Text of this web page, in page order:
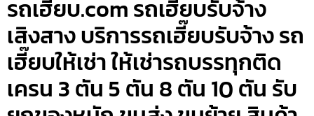
รถเฮี๊ยบ.com รถเฮี๊ยบรับจ้าง
เสิงสาง บริการรถเฮี๊ยบรับจ้าง รถ
เฮี๊ยบให้เช่า ให้เช่ารถบรรทุกติด
เครน 3 ตัน 5 ตัน 8 ตัน 10 ตัน รับ